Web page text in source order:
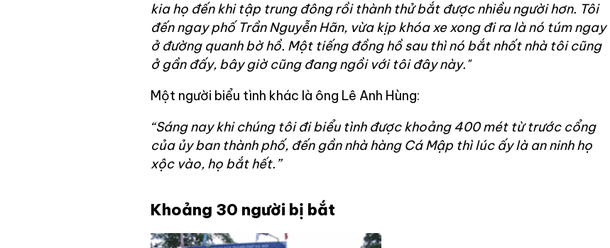
kia họ đến khi tập trung đông rồi thành thử bắt được nhiều người hơn. Tôi
đến ngay phố Trần Nguyễn Hãn, vừa kịp khóa xe xong đi ra là nó túm ngay
ở đường quanh bờ hồ. Một tiếng đồng hồ sau thì nó bắt nhốt nhà tôi cũng
ở gần đấy, bây giờ cũng đang ngồi với tôi đây này."
Một người biểu tình khác là ông Lê Anh Hùng:
“Sáng nay khi chúng tôi đi biểu tình được khoảng 400 mét từ trước cổng
của ủy ban thành phố, đến gần nhà hàng Cá Mập thì lúc ấy là an ninh họ
xộc vào, họ bắt hết.”
Khoảng 30 người bị bắt